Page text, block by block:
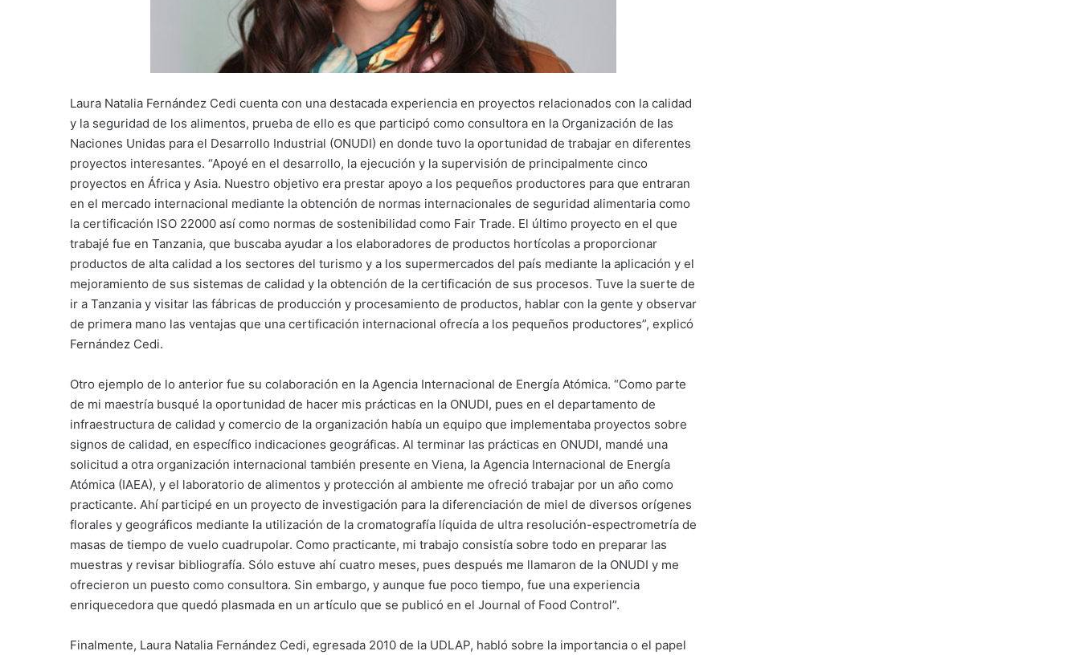
Laura Natalia Fernández Cedi cuenta con una destacada experiencia en proyectos relacionados con la calidad
y la seguridad de los alimentos, prueba de ello es que participó como consultora en la Organización de las
Naciones Unidas para el Desarrollo Industrial (ONUDI) en donde tuvo la oportunidad de trabajar en diferentes
proyectos interesantes. “Apoyé en el desarrollo, la ejecución y la supervisión de principalmente cinco
proyectos en África y Asia. Nuestro objetivo era prestar apoyo a los pequeños productores para que entraran
en el mercado internacional mediante la obtención de normas internacionales de seguridad alimentaria como
la certificación ISO 22000 así como normas de sostenibilidad como Fair Trade. El último proyecto en el que
trabajé fue en Tanzania, que buscaba ayudar a los elaboradores de productos hortícolas a proporcionar
productos de alta calidad a los sectores del turismo y a los supermercados del país mediante la aplicación y el
mejoramiento de sus sistemas de calidad y la obtención de la certificación de sus procesos. Tuve la suerte de
ir a Tanzania y visitar las fábricas de producción y procesamiento de productos, hablar con la gente y observar
de primera mano las ventajas que una certificación internacional ofrecía a los pequeños productores”, explicó
Fernández Cedi.
Otro ejemplo de lo anterior fue su colaboración en la Agencia Internacional de Energía Atómica. “Como parte
de mi maestría busqué la oportunidad de hacer mis prácticas en la ONUDI, pues en el departamento de
infraestructura de calidad y comercio de la organización había un equipo que implementaba proyectos sobre
signos de calidad, en específico indicaciones geográficas. Al terminar las prácticas en ONUDI, mandé una
solicitud a otra organización internacional también presente en Viena, la Agencia Internacional de Energía
Atómica (IAEA), y el laboratorio de alimentos y protección al ambiente me ofreció trabajar por un año como
practicante. Ahí participé en un proyecto de investigación para la diferenciación de miel de diversos orígenes
florales y geográficos mediante la utilización de la cromatografía líquida de ultra resolución-espectrometría de
masas de tiempo de vuelo cuadrupolar. Como practicante, mi trabajo consistía sobre todo en preparar las
muestras y revisar bibliografía. Sólo estuve ahí cuatro meses, pues después me llamaron de la ONUDI y me
ofrecieron un puesto como consultora. Sin embargo, y aunque fue poco tiempo, fue una experiencia
enriquecedora que quedó plasmada en un artículo que se publicó en el Journal of Food Control”.
Finalmente, Laura Natalia Fernández Cedi, egresada 2010 de la UDLAP, habló sobre la importancia o el papel